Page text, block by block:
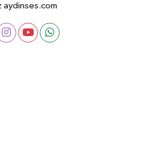
aydinses.com